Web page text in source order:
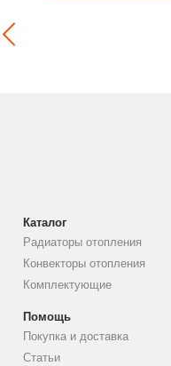
Каталог
Радиаторы отопления
Конвекторы отопления
Комплектующие
Помощь
Покупка и доставка
Статьи